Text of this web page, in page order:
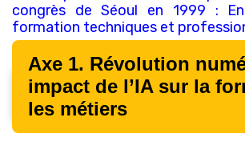
congrès de Séoul en 1999 :
formation techniques et
Axes de
Axe 1. Révolution
impact de l’IA sur la
les métiers